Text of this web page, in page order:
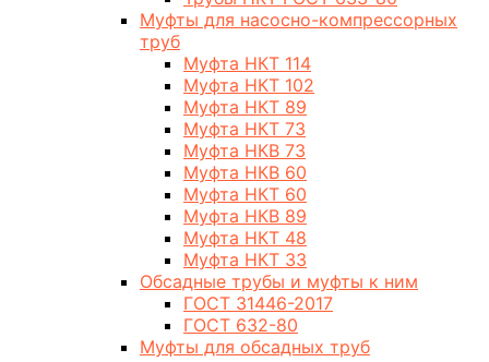
Муфты для насосно-компрессорных
труб
Муфта НКТ 114
Муфта НКТ 102
Муфта НКТ 89
Муфта НКТ 73
Муфта НКВ 73
Муфта НКВ 60
Муфта НКТ 60
Муфта НКВ 89
Муфта НКТ 48
Муфта НКТ 33
Обсадные трубы и муфты к ним
ГОСТ 31446-2017
ГОСТ 632-80
Муфты для обсадных труб